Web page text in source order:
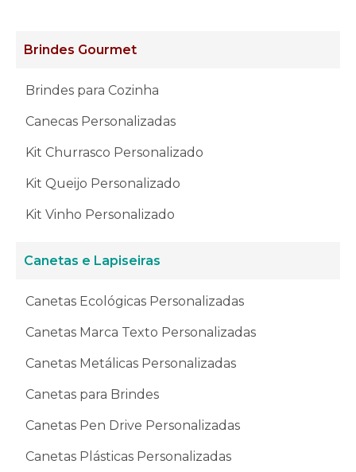
Brindes Gourmet
Brindes para Cozinha
Canecas Personalizadas
Kit Churrasco Personalizado
Kit Queijo Personalizado
Kit Vinho Personalizado
Canetas e Lapiseiras
Canetas Ecológicas Personalizadas
Canetas Marca Texto Personalizadas
Canetas Metálicas Personalizadas
Canetas para Brindes
Canetas Pen Drive Personalizadas
Canetas Plásticas Personalizadas